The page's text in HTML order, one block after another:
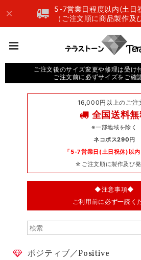
5-7営業日程度以内(土日
（ご注文順に商品製作及
ご注文後のサイズ変更や修理は受け
ご注文前に必ずサイズをご確
16,000円以上のご注
全国送料
※一部地域を除く
ネコポス290円
「5-7営業日(土日祝休)以
☆ご注文順に製作及び
◆注意事項◆
ご利用前に必ず一読く
ポジティブ／Positive